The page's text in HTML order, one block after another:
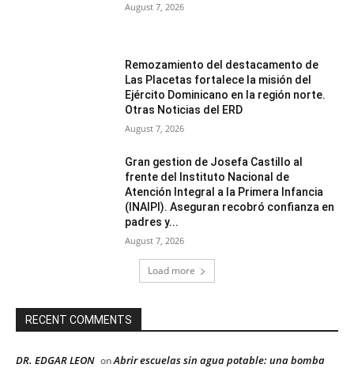
August 7, 2026
Remozamiento del destacamento de
Las Placetas fortalece la misión del
Ejército Dominicano en la región norte.
Otras Noticias del ERD
August 7, 2026
Gran gestion de Josefa Castillo al
frente del Instituto Nacional de
Atención Integral a la Primera Infancia
(INAIPI). Aseguran recobró confianza en
padres y...
August 7, 2026
Load more
RECENT COMMENTS
DR. EDGAR LEON onAbrir escuelas sin agua potable: una bomba